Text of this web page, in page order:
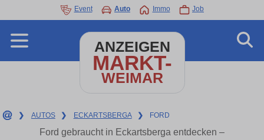
Event Auto Immo Job
ANZEIGEN
MARKT-
WEIMAR
❯ AUTOS ❯ ECKARTSBERGA ❯ FORD
Ford gebraucht in Eckartsberga entdecken –